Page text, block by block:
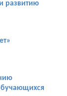
развитию